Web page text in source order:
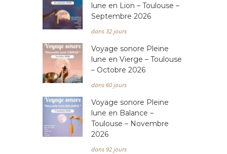
lune en Lion – Toulouse –
Septembre 2026
dans 32 jours
Voyage sonore Pleine
lune en Vierge – Toulouse
– Octobre 2026
dans 60 jours
Voyage sonore Pleine
lune en Balance –
Toulouse – Novembre
2026
dans 92 jours